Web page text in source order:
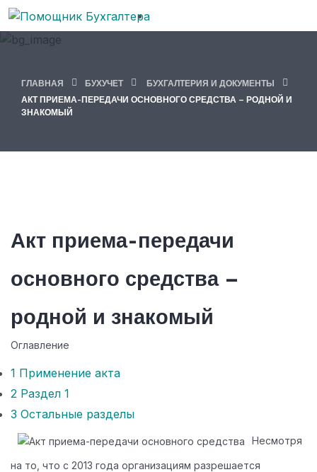
ГЛАВНАЯ БУХУЧЕТ
БУХГАЛТЕРИЯ И ДОКУМЕНТЫ
АКТ ПРИЕМА-ПЕРЕДАЧИ ОСНОВНОГО СРЕДСТВА – РОДНОЙ И
ЗНАКОМЫЙ
Акт приема-передачи
основного средства –
родной и знакомый
Оглавление
1 Применение акта
2 Раздел 1
3 Остальные разделы
Несмотря
на то, что с 2013 года организациям разрешается